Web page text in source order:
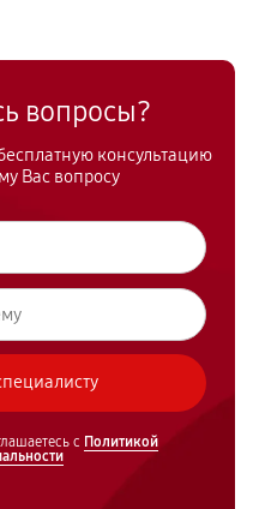
вопросы?
консультацию
Вас вопросу
с Политикой